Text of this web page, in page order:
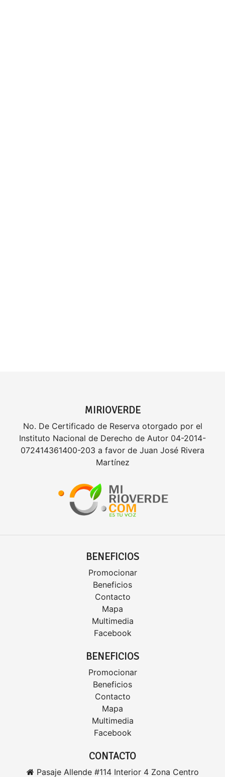
MIRIOVERDE
No. De Certificado de Reserva otorgado por el
Instituto Nacional de Derecho de Autor 04-2014-
072414361400-203 a favor de Juan José Rivera
Martínez
BENEFICIOS
Promocionar
Beneficios
Contacto
Mapa
Multimedia
Facebook
BENEFICIOS
Promocionar
Beneficios
Contacto
Mapa
Multimedia
Facebook
CONTACTO
Pasaje Allende #114 Interior 4 Zona Centro